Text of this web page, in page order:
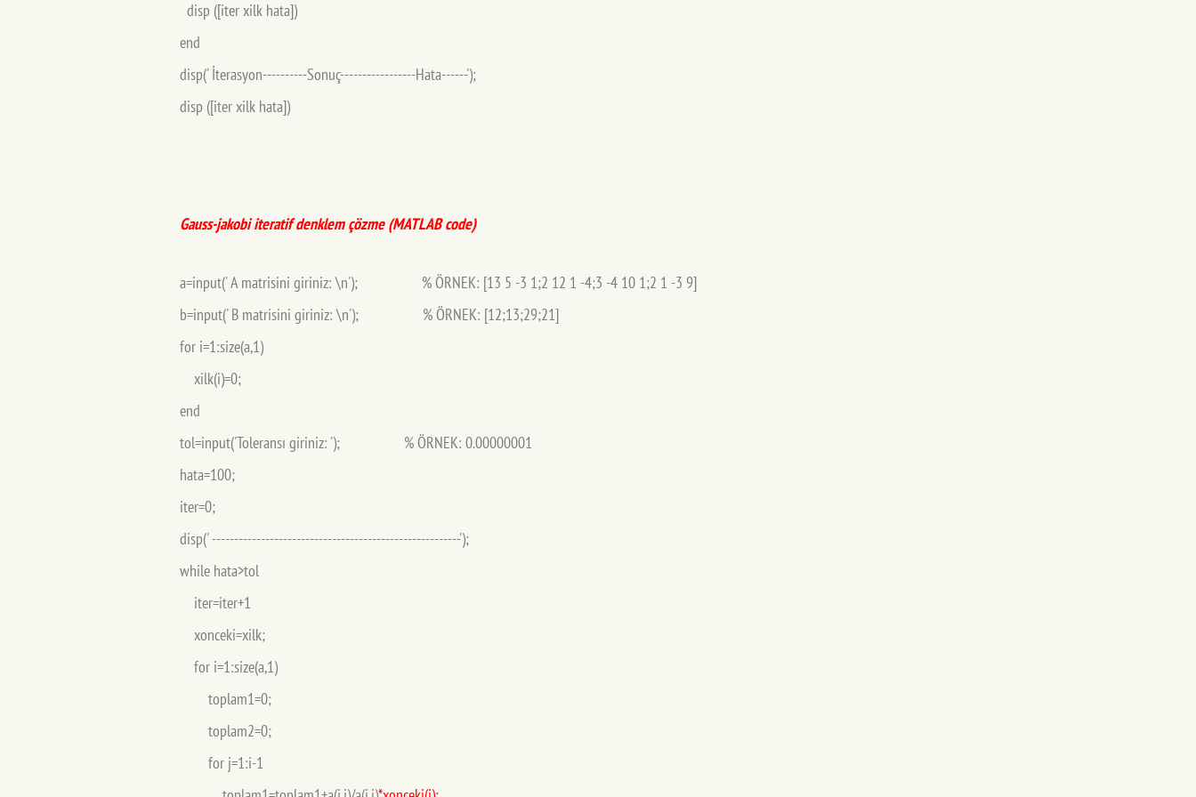
disp ([iter xilk hata])
end
disp(' İterasyon----------Sonuç-----------------Hata------');
disp ([iter xilk hata])
Gauss-jakobi iteratif denklem çözme (MATLAB code)
a=input(' A matrisini giriniz: \n'); % ÖRNEK: [13 5 -3 1;2 12 1 -4;3 -4 10 1;2 1 -3 9]
b=input(' B matrisini giriniz: \n'); % ÖRNEK: [12;13;29;21]
for i=1:size(a,1)
xilk(i)=0;
end
tol=input('Toleransı giriniz: '); % ÖRNEK: 0.00000001
hata=100;
iter=0;
disp(' --------------------------------------------------------');
while hata>tol
iter=iter+1
xonceki=xilk;
for i=1:size(a,1)
toplam1=0;
toplam2=0;
for j=1:i-1